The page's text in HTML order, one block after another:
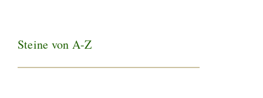
Steine von A-Z